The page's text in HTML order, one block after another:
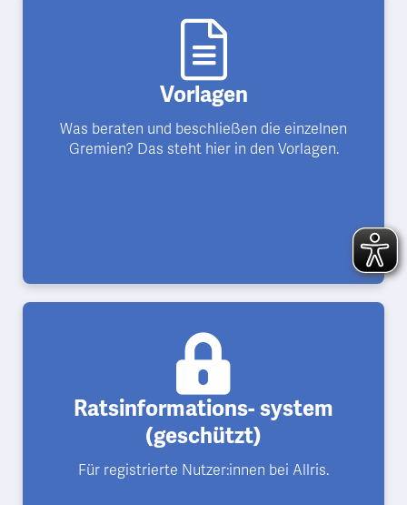
Vorlagen
Was beraten und beschließen die einzelnen
Gremien? Das steht hier in den Vorlagen.
Ratsinformations- system
(geschützt)
Für registrierte Nutzer:innen bei Allris.